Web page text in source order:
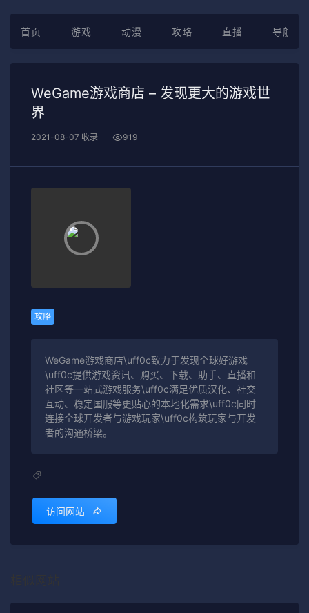
首页 游戏 动漫 攻略 直播 导航
WeGame游戏商店 – 发现更大的游戏世
界
2021-08-07 收录 919
攻略
WeGame游戏商店\uff0c致力于发现全球好游戏
\uff0c提供游戏资讯、购买、下载、助手、直播和
社区等一站式游戏服务\uff0c满足优质汉化、社交
互动、稳定国服等更贴心的本地化需求\uff0c同时
连接全球开发者与游戏玩家\uff0c构筑玩家与开发
者的沟通桥梁。
访问网站